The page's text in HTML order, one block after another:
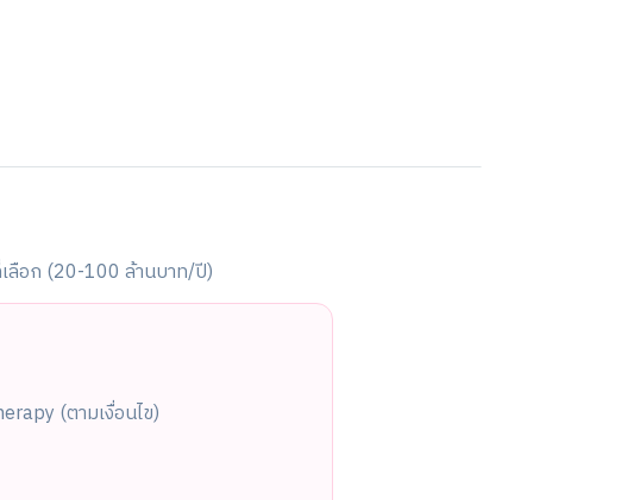
ลือก (20-100 ล้านบาท/ปี)
(ตามเงื่อนไข)